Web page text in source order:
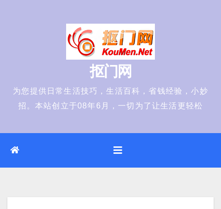
抠门网
为您提供日常生活技巧，生活百科，省钱经验，小妙
招。本站创立于08年6月，一切为了让生活更轻松